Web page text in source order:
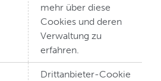
mehr über diese
Cookies und deren
Verwaltung zu
erfahren.
Drittanbieter-Cookie